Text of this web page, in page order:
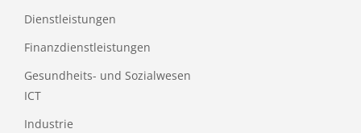
Dienstleistungen
Finanzdienstleistungen
Gesundheits- und Sozialwesen
ICT
Industrie